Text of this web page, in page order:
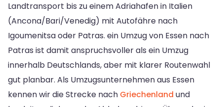
Landtransport bis zu einem Adriahafen in Italien
(Ancona/Bari/Venedig) mit Autofähre nach
Igoumenitsa oder Patras. ein Umzug von Essen nach
Patras ist damit anspruchsvoller als ein Umzug
innerhalb Deutschlands, aber mit klarer Routenwahl
gut planbar. Als Umzugsunternehmen aus Essen
kennen wir die Strecke nach Griechenland und